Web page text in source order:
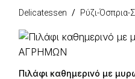
Delicatessen Ρύζι-Όσπρια-
Πιλάφι καθημερινό με